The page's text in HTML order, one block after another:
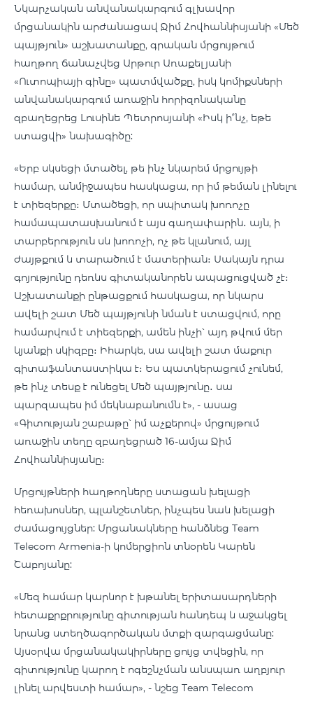
Նկարչական անվանակարգում գլխավոր
մրցանակին արժանացավ Ջիմ Հովհաննիսյանի «Մեծ
պայթյուն» աշխատանքը, գրական մրցույթում
հաղթող ճանաչվեց Արթուր Առաքելյանի
«Ուտոպիայի գինը» պատմվածքը, իսկ կոմիքսների
անվանակարգում առաջին հորիզոնականը
զբաղեցրեց Լուսինե Պետրոսյանի «Իսկ ի՞նչ, եթե
ստացվի» նախագիծը:
«Երբ սկսեցի մտածել, թե ինչ նկարեմ մրցույթի
համար, անմիջապես հասկացա, որ իմ թեման լինելու
է տիեզերքը։ Մտածեցի, որ սպիտակ խոռոչը
համապատասխանում է այս գաղափարին․ այն, ի
տարբերություն սև խոռոչի, ոչ թե կլանում, այլ
ժայթքում և տարածում է մատերիան։ Սակայն դրա
գոյությունը դեռևս գիտականորեն ապացուցված չէ։
Աշխատանքի ընթացքում հասկացա, որ նկարս
ավելի շատ Մեծ պայթյունի նման է ստացվում, որը
համարվում է տիեզերքի, ամեն ինչի՝ այդ թվում մեր
կյանքի սկիզբը։ Իհարկե, սա ավելի շատ մաքուր
գիտաֆանտաստիկա է։ Ես պատկերացում չունեմ,
թե ինչ տեսք է ունեցել Մեծ պայթյունը․ սա
պարզապես իմ մեկնաբանումն է», - ասաց
«Գիտության շաբաթը՝ իմ աչքերով» մրցույթում
առաջին տեղը զբաղեցրած 16-ամյա Ջիմ
Հովհաննիսյանը։
Մրցույթների հաղթողները ստացան խելացի
հեռախոսներ, պլանշետներ, ինչպես նաև խելացի
ժամացույցներ: Մրցանակները հանձնեց Team
Telecom Armenia-ի կոմերցիոն տնօրեն Կարեն
Շաբոյանը:
«Մեզ համար կարևոր է խթանել երիտասարդների
հետաքրքրությունը գիտության հանդեպ և աջակցել
նրանց ստեղծագործական մտքի զարգացմանը:
Այսօրվա մրցանակակիրները ցույց տվեցին, որ
գիտությունը կարող է ոգեշնչման անսպառ աղբյուր
լինել արվեստի համար», - նշեց Team Telecom